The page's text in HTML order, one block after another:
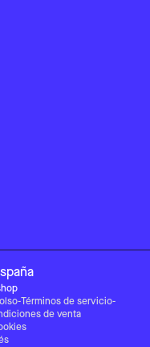
-Términos de servicio-
de venta